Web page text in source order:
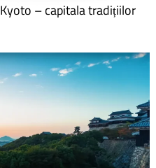
Kyoto – capitala tradițiilor